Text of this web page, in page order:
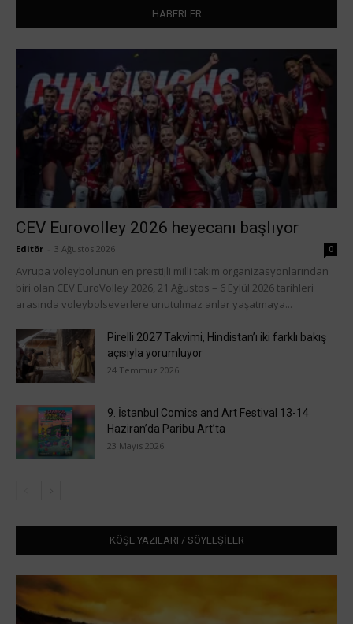
HABERLER
CEV Eurovolley 2026 heyecanı başlıyor
Editör 3 Ağustos 2026 0
Avrupa voleybolunun en prestijli milli takım organizasyonlarından
biri olan CEV EuroVolley 2026, 21 Ağustos – 6 Eylül 2026 tarihleri
arasında voleybolseverlere unutulmaz anlar yaşatmaya...
Pirelli 2027 Takvimi, Hindistan’ı iki farklı bakış
açısıyla yorumluyor
24 Temmuz 2026
9. İstanbul Comics and Art Festival 13-14
Haziran’da Paribu Art’ta
23 Mayıs 2026
KÖŞE YAZILARI / SÖYLEŞİLER